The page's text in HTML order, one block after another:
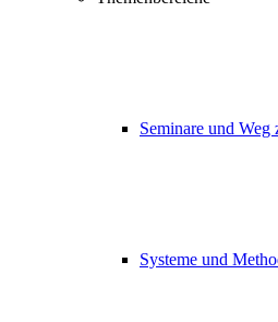
Seminare und
Systeme und